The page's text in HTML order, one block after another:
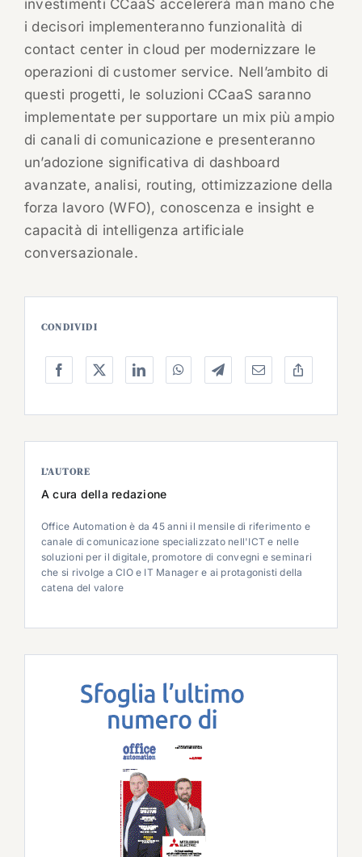
investimenti CCaaS accelererà man mano che
i decisori implementeranno funzionalità di
contact center in cloud per modernizzare le
operazioni di customer service. Nell’ambito di
questi progetti, le soluzioni CCaaS saranno
implementate per supportare un mix più ampio
di canali di comunicazione e presenteranno
un’adozione significativa di dashboard
avanzate, analisi, routing, ottimizzazione della
forza lavoro (WFO), conoscenza e insight e
capacità di intelligenza artificiale
conversazionale.
CONDIVIDI
L’AUTORE
A cura della redazione
Office Automation è da 45 anni il mensile di riferimento e
canale di comunicazione specializzato nell'ICT e nelle
soluzioni per il digitale, promotore di convegni e seminari
che si rivolge a CIO e IT Manager e ai protagonisti della
catena del valore